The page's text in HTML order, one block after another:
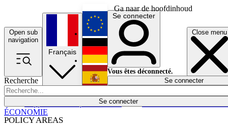
Ga naar de hoofdinhoud
Open sub
navigation
Close menu
Recherche
Se connecter
POLICY AREAS
Économie
Français
English
Deutsch
Español
Se connecter
Vous êtes déconnecté.
Se connecter
ÉCONOMIE